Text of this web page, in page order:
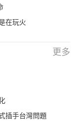
在玩火
更多
插手台灣問題